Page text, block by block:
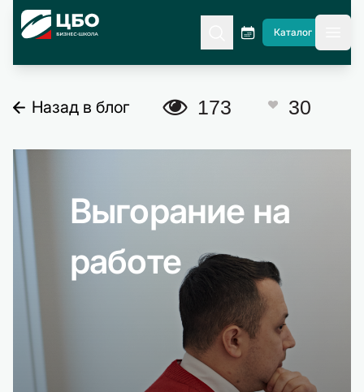
CBO
Каталог
Назад в блог A 173 C 30
Выгорание на
работе